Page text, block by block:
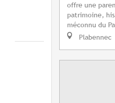
offre une
patrimoine,
méconnu du
Plabennec